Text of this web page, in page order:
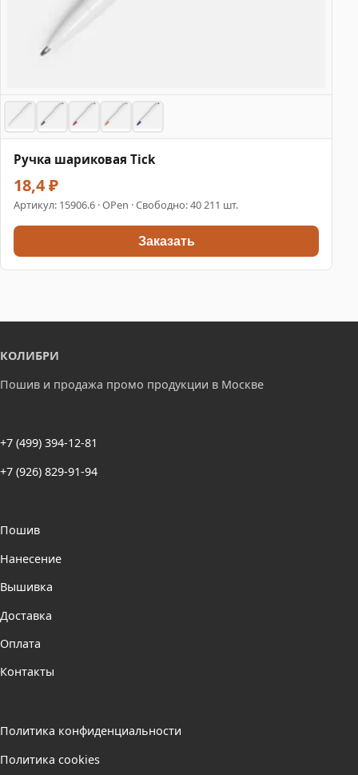
Ручка шариковая Tick
18,4 ₽
Артикул: 15906.6 · OPen · Свободно: 40 211 шт.
Заказать
КОЛИБРИ
Пошив и продажа промо продукции в Москве
+7 (499) 394-12-81
+7 (926) 829-91-94
Пошив
Нанесение
Вышивка
Доставка
Оплата
Контакты
Политика конфиденциальности
Политика cookies